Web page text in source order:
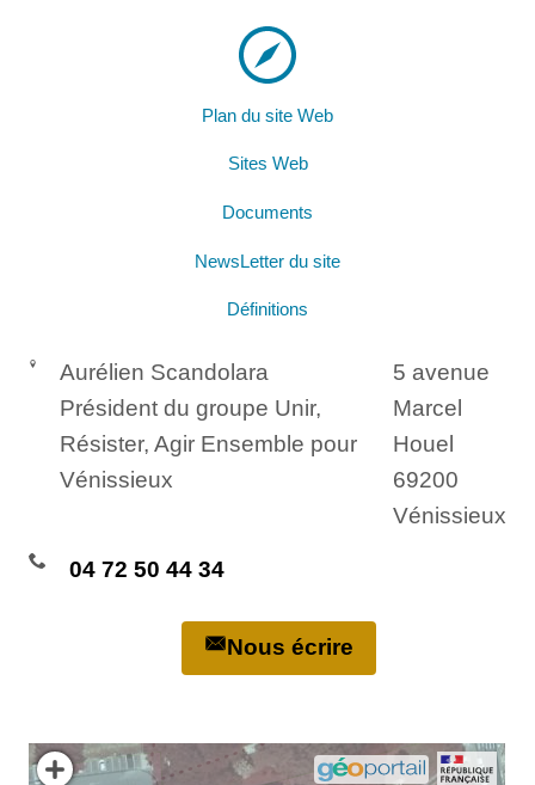
Plan du site Web
Sites Web
Documents
NewsLetter du site
Définitions
Aurélien Scandolara
Président du groupe Unir,
Résister, Agir Ensemble pour
Vénissieux
5 avenue
Marcel
Houel
69200
Vénissieux
04 72 50 44 34
Nous écrire